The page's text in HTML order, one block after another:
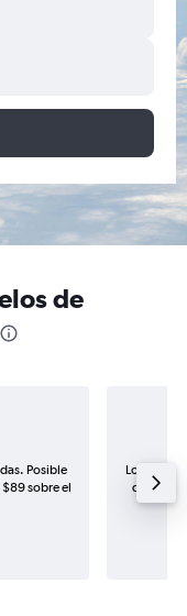
de
Posible
sobre el
Los
de